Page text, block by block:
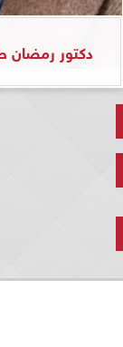
دكتور رمضان